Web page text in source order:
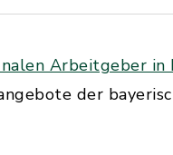
Arbeitgeber in
der